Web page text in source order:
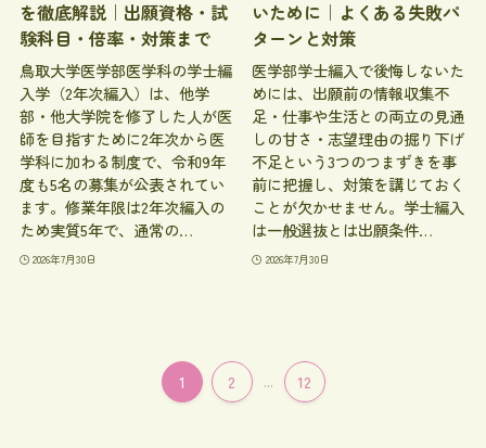
を徹底解説｜出願資格・試
験科目・倍率・対策まで
鳥取大学医学部医学科の学士編
入学（2年次編入）は、他学
部・他大学院を修了した人が医
師を目指すために2年次から医
学科に加わる制度で、令和9年
度も5名の募集が公表されてい
ます。修業年限は2年次編入の
ため実質5年で、通常の…
2026年7月30日
いために｜よくある失敗パ
ターンと対策
医学部学士編入で後悔しないた
めには、出願前の情報収集不
足・仕事や生活との両立の見通
しの甘さ・志望理由の掘り下げ
不足という3つのつまずきを事
前に把握し、対策を講じておく
ことが欠かせません。学士編入
は一般選抜とは出願条件…
2026年7月30日
1 2 ... 12